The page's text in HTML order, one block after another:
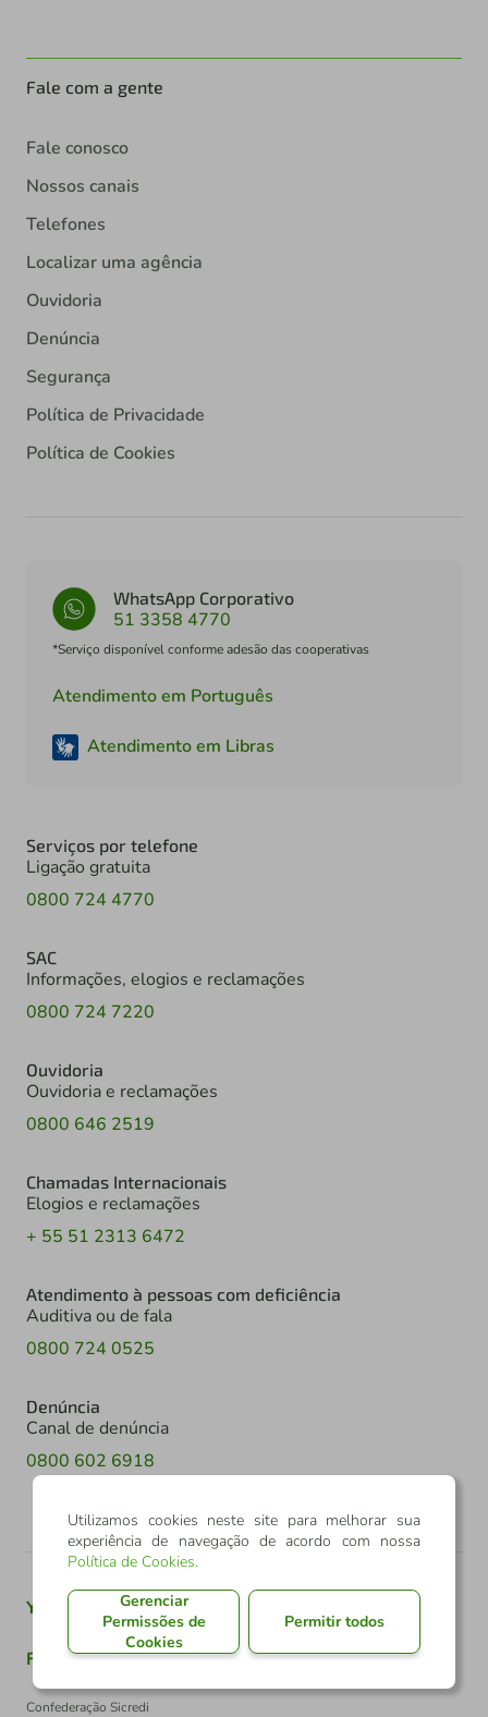
Fale com a gente
Fale conosco
Nossos canais
Telefones
Localizar uma agência
Ouvidoria
Denúncia
Segurança
Política de Privacidade
Política de Cookies
WhatsApp Corporativo
51 3358 4770
*Serviço disponível conforme adesão das cooperativas
Atendimento em Português
Atendimento em Libras
Serviços por telefone
Ligação gratuita
0800 724 4770
SAC
Informações, elogios e reclamações
0800 724 7220
Ouvidoria
Ouvidoria e reclamações
0800 646 2519
Chamadas Internacionais
Elogios e reclamações
+ 55 51 2313 6472
Atendimento à pessoas com deficiência
Auditiva ou de fala
0800 724 0525
Denúncia
Canal de denúncia
0800 602 6918
Youtube Twitter
Facebook TikTok
Confederação Sicredi
Utilizamos cookies neste site para melhorar sua
experiência de navegação de acordo com nossa
Política de Cookies.
Gerenciar
Permissões de
Cookies
Permitir todos